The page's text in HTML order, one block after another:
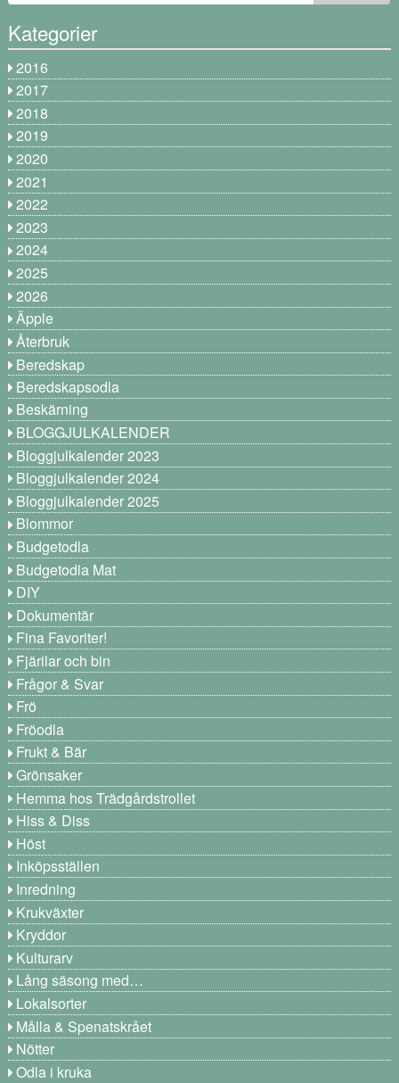
Kategorier
2016
2017
2018
2019
2020
2021
2022
2023
2024
2025
2026
Äpple
Återbruk
Beredskap
Beredskapsodla
Beskärning
BLOGGJULKALENDER
Bloggjulkalender 2023
Bloggjulkalender 2024
Bloggjulkalender 2025
Blommor
Budgetodla
Budgetodla Mat
DIY
Dokumentär
Fina Favoriter!
Fjärilar och bin
Frågor & Svar
Frö
Fröodla
Frukt & Bär
Grönsaker
Hemma hos Trädgårdstrollet
Hiss & Diss
Höst
Inköpsställen
Inredning
Krukväxter
Kryddor
Kulturarv
Lång säsong med…
Lokalsorter
Målla & Spenatskrået
Nötter
Odla i kruka